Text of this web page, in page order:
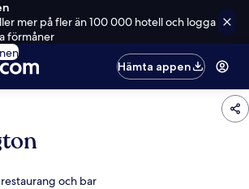
mer på fler än 100 000 hotell och logga
förmåner
Hämta appen
och bar